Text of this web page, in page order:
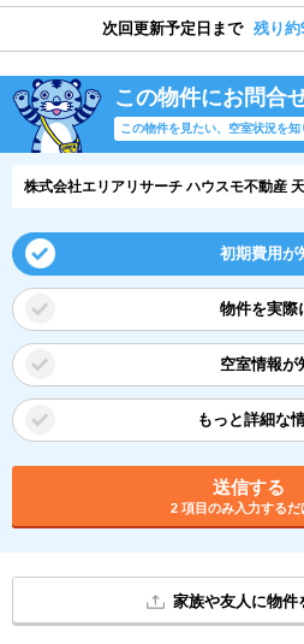
次回更新予定日まで 残り約
この物件にお問合
この物件を見たい、空室状況を知
株式会社エリアリサーチ ハウスモ不動産
初期費用が
物件を実際
空室情報が
もっと詳細な
送信する
2 項目のみ入力するだ
家族や友人に物件